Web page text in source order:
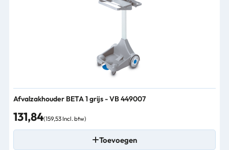
Afvalzakhouder BETA 1 grijs - VB 449007
131,84(159,53 Incl. btw)
Toevoegen